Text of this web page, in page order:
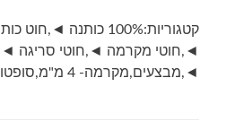
קטגוריות:100% כותנה ◄ ,חוט
◄
,חוטי מקרמה ◄ ,חוטי סריגה ◄
◄
,מבצעים,מקרמה- 4 מ"מ ,סופטוול